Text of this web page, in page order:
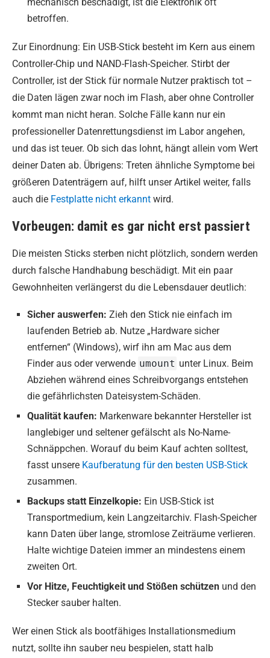
betroffen.
Zur Einordnung: Ein USB-Stick besteht im Kern aus einem
Controller-Chip und NAND-Flash-Speicher. Stirbt der
Controller, ist der Stick für normale Nutzer praktisch tot –
die Daten lägen zwar noch im Flash, aber ohne Controller
kommt man nicht heran. Solche Fälle kann nur ein
professioneller Datenrettungsdienst im Labor angehen,
und das ist teuer. Ob sich das lohnt, hängt allein vom Wert
deiner Daten ab. Übrigens: Treten ähnliche Symptome bei
größeren Datenträgern auf, hilft unser Artikel weiter, falls
auch die Festplatte nicht erkannt wird.
Vorbeugen: damit es gar nicht erst passiert
Die meisten Sticks sterben nicht plötzlich, sondern werden
durch falsche Handhabung beschädigt. Mit ein paar
Gewohnheiten verlängerst du die Lebensdauer deutlich:
Sicher auswerfen: Zieh den Stick nie einfach im
laufenden Betrieb ab. Nutze „Hardware sicher
entfernen“ (Windows), wirf ihn am Mac aus dem
Finder aus oder verwende umount unter Linux. Beim
Abziehen während eines Schreibvorgangs entstehen
die gefährlichsten Dateisystem-Schäden.
Qualität kaufen: Markenware bekannter Hersteller ist
langlebiger und seltener gefälscht als No-Name-
Schnäppchen. Worauf du beim Kauf achten solltest,
fasst unsere Kaufberatung für den besten USB-Stick
zusammen.
Backups statt Einzelkopie: Ein USB-Stick ist
Transportmedium, kein Langzeitarchiv. Flash-Speicher
kann Daten über lange, stromlose Zeiträume verlieren.
Halte wichtige Dateien immer an mindestens einem
zweiten Ort.
Vor Hitze, Feuchtigkeit und Stößen schützen und den
Stecker sauber halten.
Wer einen Stick als bootfähiges Installationsmedium
nutzt, sollte ihn sauber neu bespielen, statt halb